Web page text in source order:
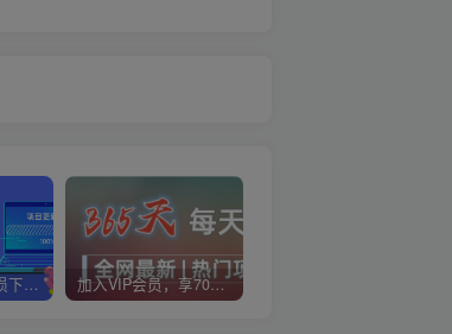
全网VIP课程 无损下载~ 加入VIP会员，享70%的推广提成，免费学习多种网上创业课程，菜鸟秒变大神！